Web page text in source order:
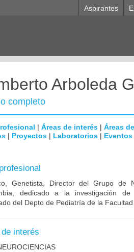
Aspirantes
Arboleda
completo
| Áreas de interés | Áreas
| Proyectos | Laboratorios | Eventos
Genetista, Director del Grupo de
dedicado a la investigación de
del Depto de Pediatría de la Facultad
interés